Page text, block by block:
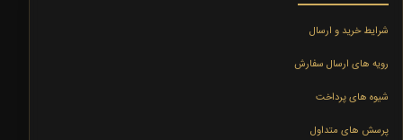
شرایط خرید و ارسال
رویه های ارسال سفارش
شیوه های پرداخت
پرسش های متداول